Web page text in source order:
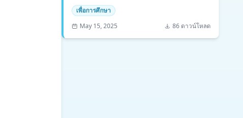
เพื่อการศึกษา
May 15, 2025
86 ดาวน์โหลด